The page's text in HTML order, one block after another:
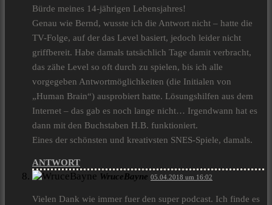
Bürde meines 14-jährigen Lebensjahres!
Genau wie Bernd, wusste ich die Antwort nicht – hatte die
TV-Folge, auf der das Level basiert, jedoch leider nicht
griffbereit. Habe damals tatsächlich Tage damit verbracht,
das zähe Level so oft durch zu spielen, bis ich alle
vorgegeben Antwortmöglichkeiten (die Initialen von
„Human Brain“) ausprobiert hatte. Lösungshilfen aus dem
Internet – das gab es noch lange nicht… Irgendwann hat es
dann mit den Buchstaben H.B. funktioniert.
Eines der schönsten und kreativsten SNES-Spiele, damals.
ANTWORT
WruceBayne 05.04.2018 um 16:02
Vielen Dank wie immer fuer den super podcast. Ich finde es